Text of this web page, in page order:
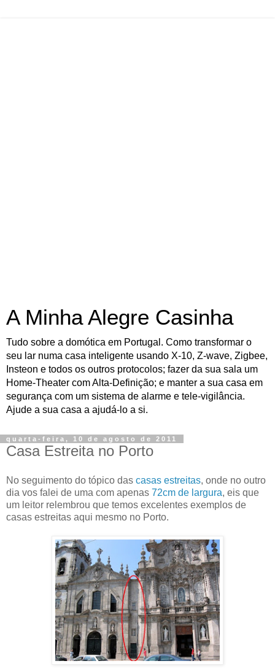
A Minha Alegre Casinha
Tudo sobre a domótica em Portugal. Como transformar o
seu lar numa casa inteligente usando X-10, Z-wave, Zigbee,
Insteon e todos os outros protocolos; fazer da sua sala um
Home-Theater com Alta-Definição; e manter a sua casa em
segurança com um sistema de alarme e tele-vigilância.
Ajude a sua casa a ajudá-lo a si.
quarta-feira, 10 de agosto de 2011
Casa Estreita no Porto
No seguimento do tópico das casas estreitas, onde no outro
dia vos falei de uma com apenas 72cm de largura, eis que
um leitor relembrou que temos excelentes exemplos de
casas estreitas aqui mesmo no Porto.